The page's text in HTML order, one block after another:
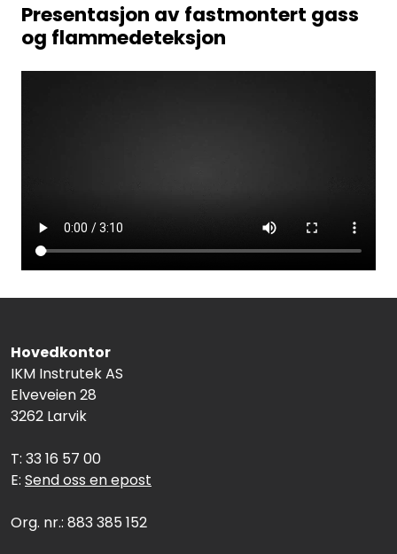
Presentasjon av fastmontert gass
og flammedeteksjon
Hovedkontor
IKM Instrutek AS
Elveveien 28
3262 Larvik
T: 33 16 57 00
E: Send oss en epost
Org. nr.: 883 385 152